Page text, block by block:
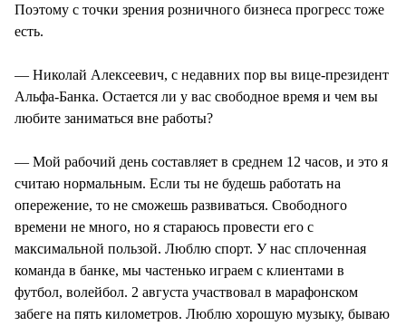
Поэтому с точки зрения розничного бизнеса прогресс тоже
есть.
— Николай Алексеевич, с недавних пор вы вице-президент
Альфа-Банка. Остается ли у вас свободное время и чем вы
любите заниматься вне работы?
— Мой рабочий день составляет в среднем 12 часов, и это я
считаю нормальным. Если ты не будешь работать на
опережение, то не сможешь развиваться. Свободного
времени не много, но я стараюсь провести его с
максимальной пользой. Люблю спорт. У нас сплоченная
команда в банке, мы частенько играем с клиентами в
футбол, волейбол. 2 августа участвовал в марафонском
забеге на пять километров. Люблю хорошую музыку, бываю